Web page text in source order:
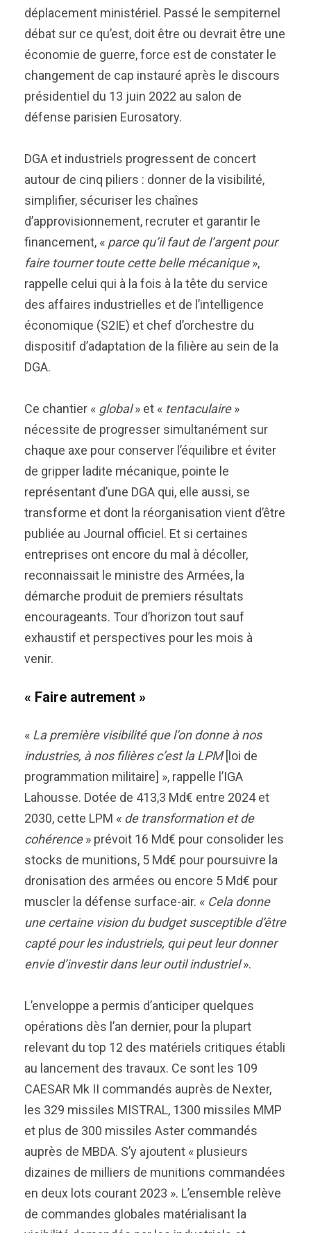
déplacement ministériel. Passé le sempiternel
débat sur ce qu’est, doit être ou devrait être une
économie de guerre, force est de constater le
changement de cap instauré après le discours
présidentiel du 13 juin 2022 au salon de
défense parisien Eurosatory.
DGA et industriels progressent de concert
autour de cinq piliers : donner de la visibilité,
simplifier, sécuriser les chaînes
d’approvisionnement, recruter et garantir le
financement, « parce qu’il faut de l’argent pour
faire tourner toute cette belle mécanique»,
rappelle celui qui à la fois à la tête du service
des affaires industrielles et de l’intelligence
économique (S2IE) et chef d’orchestre du
dispositif d’adaptation de la filière au sein de la
DGA.
Ce chantier « global» et « tentaculaire»
nécessite de progresser simultanément sur
chaque axe pour conserver l’équilibre et éviter
de gripper ladite mécanique, pointe le
représentant d’une DGA qui, elle aussi, se
transforme et dont la réorganisation vient d’être
publiée au Journal officiel. Et si certaines
entreprises ont encore du mal à décoller,
reconnaissait le ministre des Armées, la
démarche produit de premiers résultats
encourageants. Tour d’horizon tout sauf
exhaustif et perspectives pour les mois à
venir.
« Faire autrement »
« La première visibilité que l’on donne à nos
industries, à nos filières c’est la LPM[loi de
programmation militaire] », rappelle l’IGA
Lahousse. Dotée de 413,3 Md€ entre 2024 et
2030, cette LPM « de transformation et de
cohérence» prévoit 16 Md€ pour consolider les
stocks de munitions, 5 Md€ pour poursuivre la
dronisation des armées ou encore 5 Md€ pour
muscler la défense surface-air. « Cela donne
une certaine vision du budget susceptible d’être
capté pour les industriels, qui peut leur donner
envie d’investir dans leur outil industriel».
L’enveloppe a permis d’anticiper quelques
opérations dès l’an dernier, pour la plupart
relevant du top 12 des matériels critiques établi
au lancement des travaux. Ce sont les 109
CAESAR Mk II commandés auprès de Nexter,
les 329 missiles MISTRAL, 1300 missiles MMP
et plus de 300 missiles Aster commandés
auprès de MBDA. S’y ajoutent « plusieurs
dizaines de milliers de munitions commandées
en deux lots courant 2023 ». L’ensemble relève
de commandes globales matérialisant la